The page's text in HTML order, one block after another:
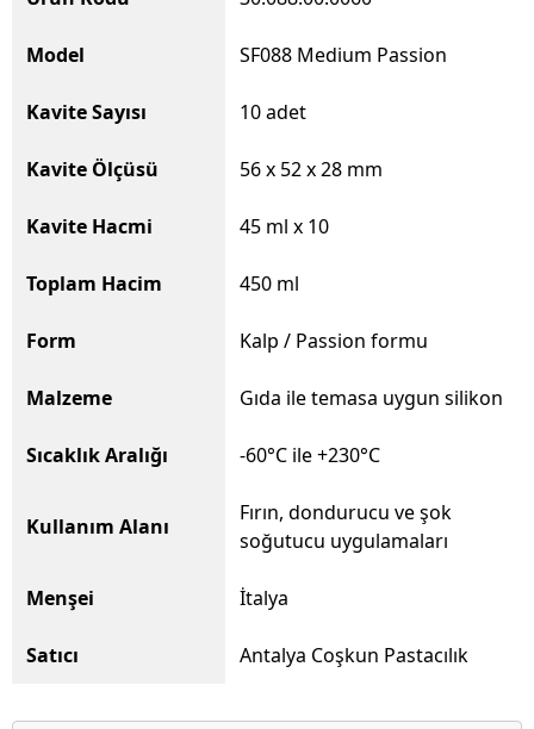
Model SF088 Medium Passion
Kavite Sayısı 10 adet
Kavite Ölçüsü 56 x 52 x 28 mm
Kavite Hacmi 45 ml x 10
Toplam Hacim 450 ml
Form Kalp / Passion formu
Malzeme Gıda ile temasa uygun silikon
Sıcaklık Aralığı -60°C ile +230°C
Kullanım Alanı
Fırın, dondurucu ve şok
soğutucu uygulamaları
Menşei İtalya
Satıcı Antalya Coşkun Pastacılık